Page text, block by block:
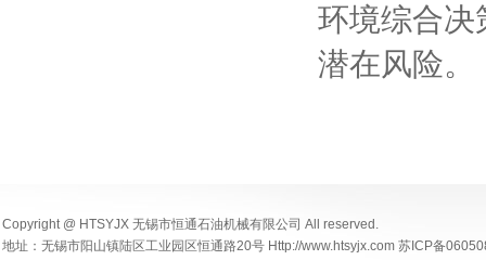
环境综合决
潜在风险。
Copyright @ HTSYJX 无锡市恒通石油机械有限公司 All reserved.
地址：无锡市阳山镇陆区工业园区恒通路20号 Http://www.htsyjx.com 苏ICP备